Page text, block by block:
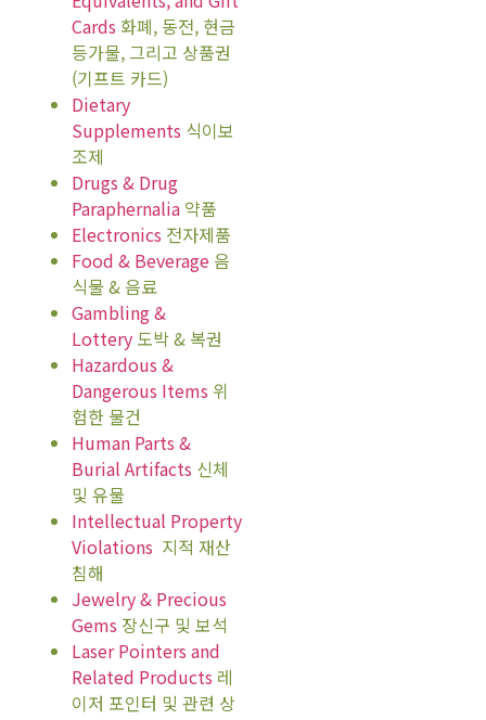
Cards 화폐, 동전, 현금
등가물, 그리고 상품권
(기프트 카드)
Dietary
Supplements 식이보
조제
Drugs & Drug
Paraphernalia 약품
Electronics 전자제품
Food & Beverage 음
식물 & 음료
Gambling &
Lottery 도박 & 복권
Hazardous &
Dangerous Items 위
험한 물건
Human Parts &
Burial Artifacts 신체
및 유물
Intellectual Property
Violations 지적 재산
침해
Jewelry & Precious
Gems 장신구 및 보석
Laser Pointers and
Related Products 레
이저 포인터 및 관련 상